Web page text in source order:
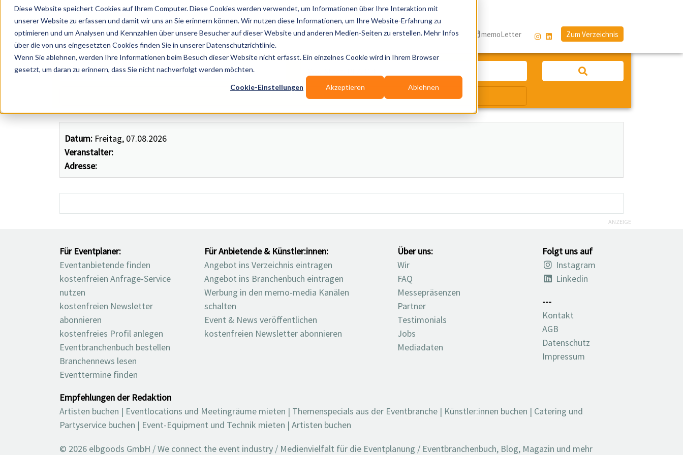
Diese Website speichert Cookies auf Ihrem Computer. Diese Cookies werden verwendet, um Informationen über Ihre Interaktion mit
unserer Website zu erfassen und damit wir uns an Sie erinnern können. Wir nutzen diese Informationen, um Ihre Website-Erfahrung zu
optimieren und um Analysen und Kennzahlen über unsere Besucher auf dieser Website und anderen Medien-Seiten zu erstellen. Mehr Infos
über die von uns eingesetzten Cookies finden Sie in unserer Datenschutzrichtlinie.
Wenn Sie ablehnen, werden Ihre Informationen beim Besuch dieser Website nicht erfasst. Ein einzelnes Cookie wird in Ihrem Browser
gesetzt, um daran zu erinnern, dass Sie nicht nachverfolgt werden möchten.
Cookie-Einstellungen Akzeptieren Ablehnen
Datum: Freitag, 07.08.2026
Veranstalter:
Adresse:
Publikationen Branchen-Infos Services Blog memoLetter Zum Verzeichnis
Künstler, Zelte, Bands, Catering, ...
Wir suchen für Dich
ANZEIGE
Für Eventplaner:
Eventanbietende finden
kostenfreien Anfrage-Service
nutzen
kostenfreien Newsletter
abonnieren
kostenfreies Profil anlegen
Eventbranchenbuch bestellen
Branchennews lesen
Eventtermine finden
Für Anbietende & Künstler:innen:
Angebot ins Verzeichnis eintragen
Angebot ins Branchenbuch eintragen
Werbung in den memo-media Kanälen
schalten
Event & News veröffentlichen
kostenfreien Newsletter abonnieren
Über uns:
Wir
FAQ
Messepräsenzen
Partner
Testimonials
Jobs
Mediadaten
Folgt uns auf
Instagram
Linkedin
---
Kontakt
AGB
Datenschutz
Impressum
Empfehlungen der Redaktion
Artisten buchen | Eventlocations und Meetingräume mieten | Themenspecials aus der Eventbranche | Künstler:innen buchen | Catering und
Partyservice buchen | Event-Equipment und Technik mieten | Artisten buchen
© 2026 elbgoods GmbH / We connect the event industry / Medienvielfalt für die Eventplanung / Eventbranchenbuch, Blog, Magazin und mehr